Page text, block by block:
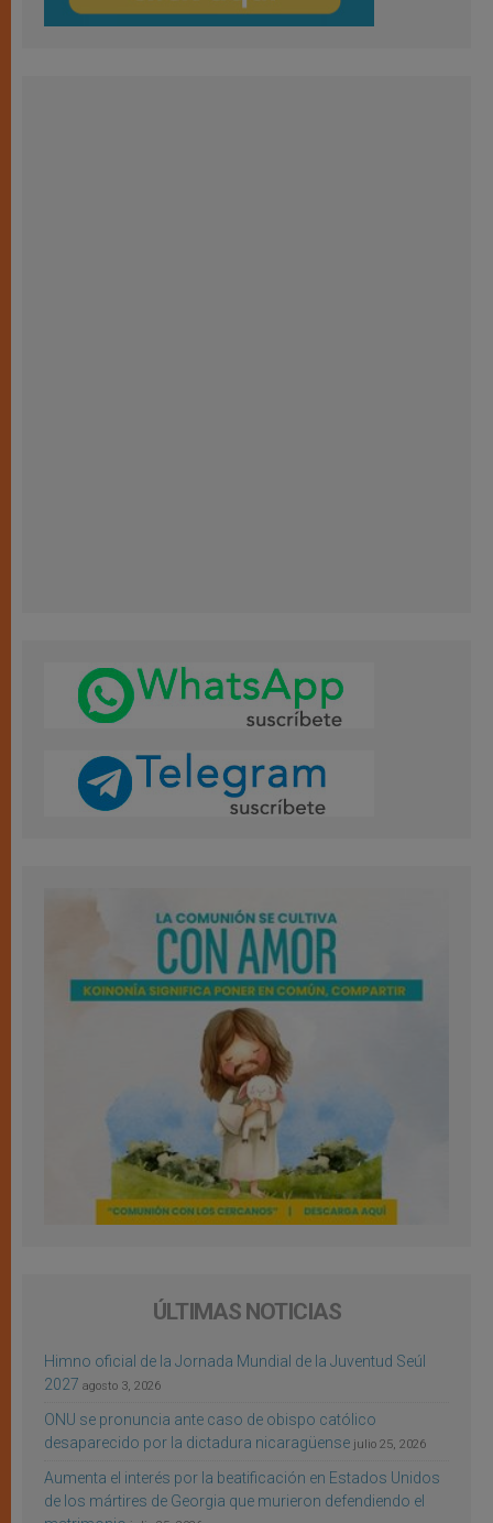
ÚLTIMAS NOTICIAS
Himno oficial de la Jornada Mundial de la Juventud Seúl
2027 agosto 3, 2026
ONU se pronuncia ante caso de obispo católico
desaparecido por la dictadura nicaragüense julio 25, 2026
Aumenta el interés por la beatificación en Estados Unidos
de los mártires de Georgia que murieron defendiendo el